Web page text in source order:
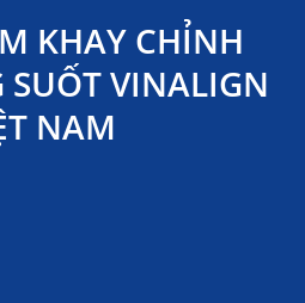
KHAY CHỈNH
SUỐT VINALIGN
NAM